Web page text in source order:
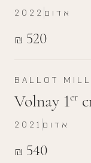
₪ 520
2022 אדום
BALLOT
Volnay 1er
₪ 540
2021 אדום